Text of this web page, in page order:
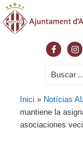
Buscar
Inici » Notícias
mantiene la
asociaciones